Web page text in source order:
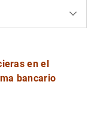
para
para
en el
bancario